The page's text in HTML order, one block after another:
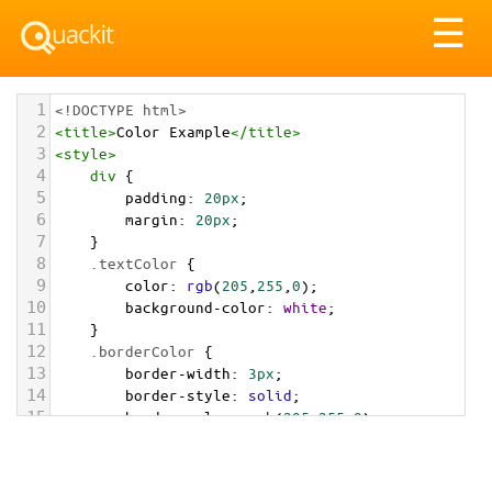
☰
1 <!DOCTYPE html>
2 <title>Color Example</title>
3 <style>
4 div {
5 padding: 20px;
6 margin: 20px;
7 }
8 .textColor {
9 color: rgb(205 255 0);
10 background-color: white;
11 }
12 .borderColor {
13 border-width: 3px;
14 border-style: solid;
15 border-color: rgb(205,255,0);